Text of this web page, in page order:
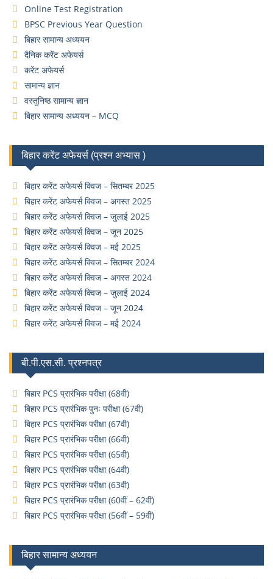
Online Test Registration
BPSC Previous Year Question
बिहार सामान्य अध्ययन
दैनिक करेंट अफेयर्स
करेंट अफेयर्स
सामान्य ज्ञान
वस्तुनिष्ठ सामान्य ज्ञान
बिहार सामान्य अध्ययन – MCQ
बिहार करेंट अफेयर्स (प्रश्न अभ्यास )
बिहार करेंट अफेयर्स क्विज – सितम्बर 2025
बिहार करेंट अफेयर्स क्विज – अगस्त 2025
बिहार करेंट अफेयर्स क्विज – जुलाई 2025
बिहार करेंट अफेयर्स क्विज – जून 2025
बिहार करेंट अफेयर्स क्विज – मई 2025
बिहार करेंट अफेयर्स क्विज – सितम्बर 2024
बिहार करेंट अफेयर्स क्विज – अगस्त 2024
बिहार करेंट अफेयर्स क्विज – जुलाई 2024
बिहार करेंट अफेयर्स क्विज – जून 2024
बिहार करेंट अफेयर्स क्विज – मई 2024
बी.पी.एस.सी. प्रश्नपत्र
बिहार PCS प्रारंभिक परीक्षा (68वी)
बिहार PCS प्रारंभिक पुनः परीक्षा (67वी)
बिहार PCS प्रारंभिक परीक्षा (67वी)
बिहार PCS प्रारंभिक परीक्षा (66वी)
बिहार PCS प्रारंभिक परीक्षा (65वी)
बिहार PCS प्रारंभिक परीक्षा (64वी)
बिहार PCS प्रारंभिक परीक्षा (63वी)
बिहार PCS प्रारंभिक परीक्षा (60वीं – 62वीं)
बिहार PCS प्रारंभिक परीक्षा (56वीं – 59वीं)
बिहार सामान्य अध्ययन